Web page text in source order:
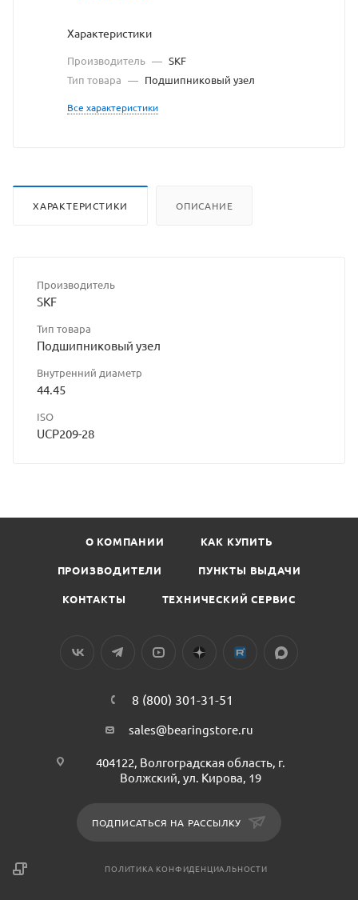
с
сайта
https://
по
разрешения
Характеристики
Производитель — SKF
Тип товара — Подшипниковый узел
Все характеристики
ХАРАКТЕРИСТИКИ ОПИСАНИЕ
Производитель
SKF
Тип товара
Подшипниковый узел
Внутренний диаметр
44.45
ISO
UCP209-28
О КОМПАНИИ КАК КУПИТЬ
ПРОИЗВОДИТЕЛИ ПУНКТЫ ВЫДАЧИ
КОНТАКТЫ ТЕХНИЧЕСКИЙ СЕРВИС
8 (800) 301-31-51
sales@bearingstore.ru
404122, Волгоградская область, г.
Волжский, ул. Кирова, 19
ПОДПИСАТЬСЯ НА РАССЫЛКУ
ПОЛИТИКА КОНФИДЕНЦИАЛЬНОСТИ